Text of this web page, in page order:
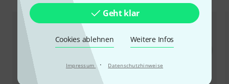
Geht klar
Cookies ablehnen Weitere Infos
Impressum · Datenschutzhinweise